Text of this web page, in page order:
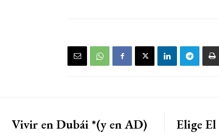
Vivir en Dubái *(y en AD) Elige El